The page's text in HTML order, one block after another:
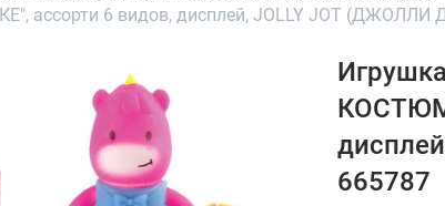
ассорти 6 видов, дисплей, JOLLY JOT (ДЖОЛЛИ
665787